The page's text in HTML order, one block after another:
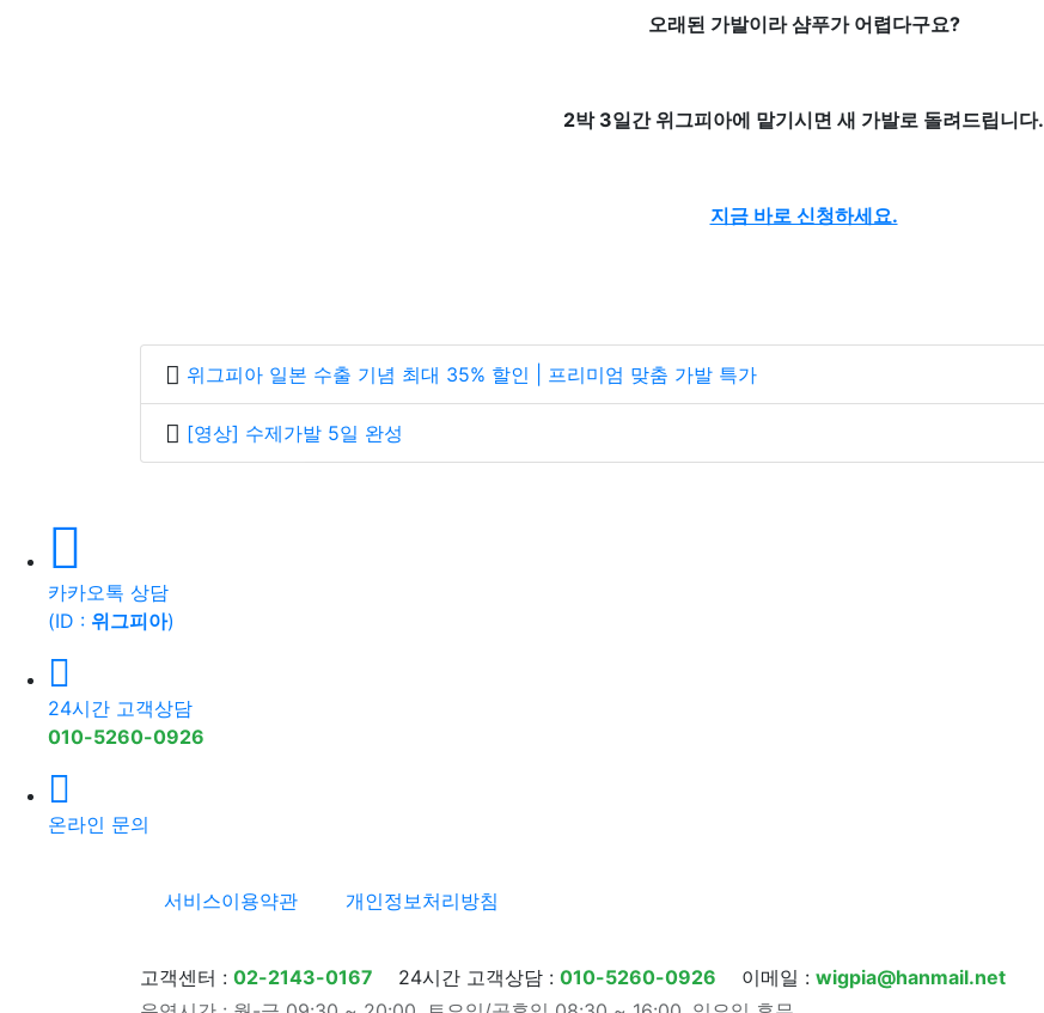
오래된 가발이라 샴푸가 어렵다구요?
2박 3일간 위그피아에 맡기시면 새 가발로 돌려드립니다.
지금 바로 신청하세요.
위그피아 일본 수출 기념 최대 35% 할인 | 프리미엄 맞춤 가발 특가
[영상] 수제가발 5일 완성
카카오톡 상담
(ID : 위그피아)
24시간 고객상담
010-5260-0926
온라인 문의
서비스이용약관 개인정보처리방침
고객센터 : 02-2143-0167 24시간 고객상담 : 010-5260-0926 이메일 : wigpia@hanmail.net